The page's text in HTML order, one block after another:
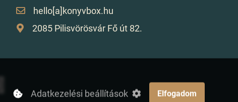
hello[a]konyvbox.hu
2085 Pilisvörösvár Fő út 82.
Adatkezelési beállítások Elfogadom